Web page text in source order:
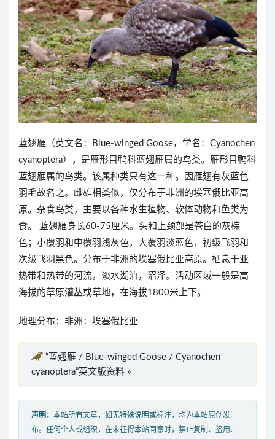
蓝翅雁（英文名：Blue-winged Goose，学名：Cyanochen
cyanoptera），是雁形目鸭科蓝翅雁属的鸟类。雁形目鸭科
蓝翅雁属的鸟类。该属种类只有这一种。因雁翅有灰蓝色
羽毛故名之。雌雄相类似，仅分布于非洲的埃塞俄比亚高
原。杂食鸟类，主要以各种水生植物、软体动物和鱼类为
食。 蓝翅雁身长60-75厘米。头和上颈部是苍白的灰棕
色；小覆羽和中覆羽浅灰色，大覆羽淡蓝色，初级飞羽和
次级飞羽黑色。分布于非洲的埃塞俄比亚高原。栖息于亚
热带和热带的河流，淡水湖泊，沼泽。活动区域一般是高
海拔的草原灌丛或草地，在海拔1800米上下。
地理分布：非洲：埃塞俄比亚
“蓝翅雁 / Blue-winged Goose / Cyanochen
cyanoptera”英文版资料 »
声明： 本站所有文章，如无特殊说明或标注，均为本站原创发
布。任何个人或组织，在未征得本站同意时，禁止复制、盗用、